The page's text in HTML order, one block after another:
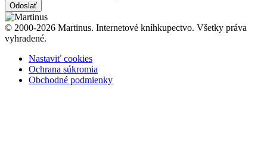
Odoslať
© 2000-2026 Martinus. Internetové kníhkupectvo. Všetky práva
vyhradené.
Nastaviť cookies
Ochrana súkromia
Obchodné podmienky